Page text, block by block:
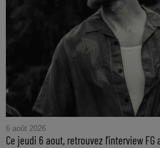
6 août 2026
Ce jeudi 6 aout, retrouvez l'interview FG